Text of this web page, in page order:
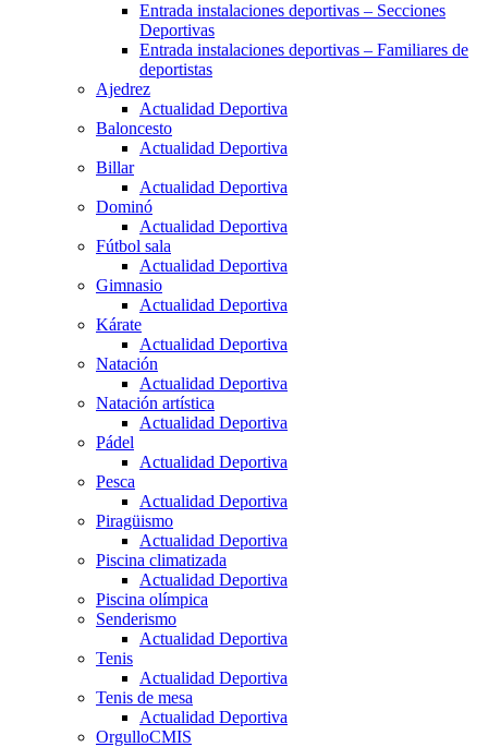
Entrada instalaciones deportivas – Secciones
Deportivas
Entrada instalaciones deportivas – Familiares de
deportistas
Ajedrez
Actualidad Deportiva
Baloncesto
Actualidad Deportiva
Billar
Actualidad Deportiva
Dominó
Actualidad Deportiva
Fútbol sala
Actualidad Deportiva
Gimnasio
Actualidad Deportiva
Kárate
Actualidad Deportiva
Natación
Actualidad Deportiva
Natación artística
Actualidad Deportiva
Pádel
Actualidad Deportiva
Pesca
Actualidad Deportiva
Piragüismo
Actualidad Deportiva
Piscina climatizada
Actualidad Deportiva
Piscina olímpica
Senderismo
Actualidad Deportiva
Tenis
Actualidad Deportiva
Tenis de mesa
Actualidad Deportiva
OrgulloCMIS